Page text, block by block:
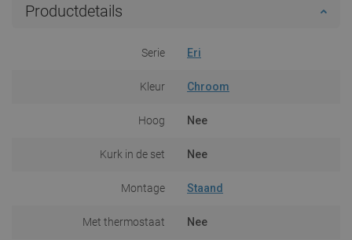
Productdetails
Serie Eri
Kleur Chroom
Hoog Nee
Kurk in de set Nee
Montage Staand
Met thermostaat Nee